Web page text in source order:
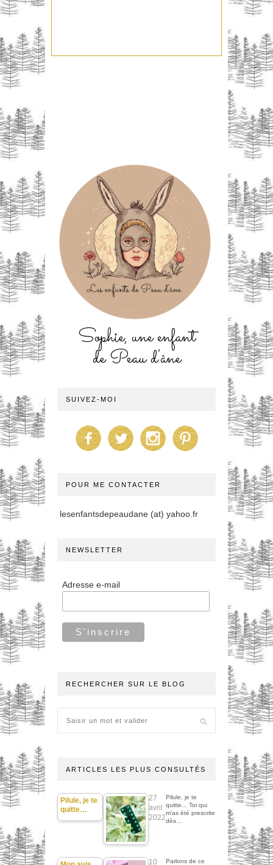
Sophie, une enfant
de Peau d'âne
SUIVEZ-MOI
POUR ME CONTACTER
lesenfantsdepeaudane (at) yahoo.fr
NEWSLETTER
Adresse e-mail
RECHERCHER SUR LE BLOG
ARTICLES LES PLUS CONSULTÉS
Pilule, je te
quitte…
27
avril
2022
Pilule, je te
quitte... Toi qui
m'as été prescrite
dès…
10
Parlons de ce